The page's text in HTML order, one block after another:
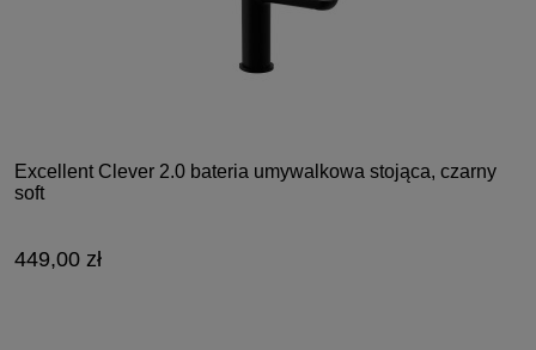
Excellent Clever 2.0 bateria umywalkowa stojąca, czarny
soft
449,00 zł